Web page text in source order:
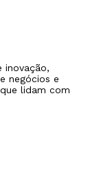
inovação,
negócios e
lidam com